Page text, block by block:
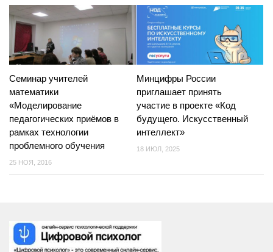
Cеминар учителей
математики
«Моделирование
педагогических приёмов в
рамках технологии
проблемного обучения
25 НОЯ, 2016
Минцифры России
приглашает принять
участие в проекте «Код
будущего. Искусственный
интеллект»
18 ИЮЛ, 2025